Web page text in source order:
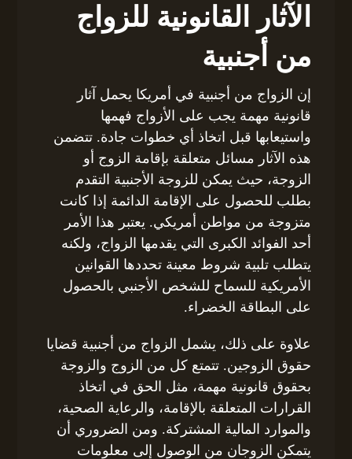
الآثار القانونية للزواج
من أجنبية
إن الزواج من أجنبية في أمريكا يحمل آثار
قانونية مهمة يجب على الأزواج فهمها
واستيعابها قبل اتخاذ أي خطوات جادة. تتضمن
هذه الآثار مسائل متعلقة بإقامة الزوج أو
الزوجة، حيث يمكن للزوجة الأجنبية التقدم
بطلب للحصول على الإقامة الدائمة إذا كانت
متزوجة من مواطن أمريكي. يعتبر هذا الأمر
أحد الفوائد الكبرى التي يقدمها الزواج، ولكنه
يتطلب تلبية شروط معينة تحددها القوانين
الأمريكية للسماح للشخص الأجنبي بالحصول
على البطاقة الخضراء.
علاوة على ذلك، يشمل الزواج من أجنبية قضايا
حقوق الزوجين. تتمتع كل من الزوج والزوجة
بحقوق قانونية مهمة، مثل الحق في اتخاذ
القرارات المتعلقة بالإقامة، والرعاية الصحية،
والموارد المالية المشتركة. ومن الضروري أن
يتمكن الزوجان من الوصول إلى معلومات